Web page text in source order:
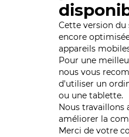
Cette version du
encore
appareils
Pour une
nous vous
d'utiliser un
ou une tablette.
Nous travaillons
améliorer la
Merci de votre